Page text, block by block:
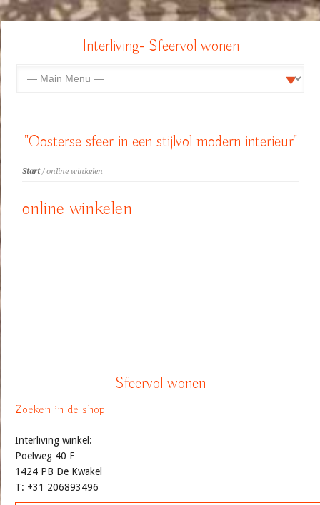
Interliving- Sfeervol wonen
"Oosterse sfeer in een stijlvol modern interieur"
Start/ online winkelen
online winkelen
Sfeervol wonen
Zoeken in de shop
Interliving winkel:
Poelweg 40 F
1424 PB De Kwakel
T: +31 206893496